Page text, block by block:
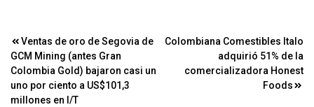
Navegación
de
entradas
Ventas de oro de Segovia de
GCM Mining (antes Gran
Colombia Gold) bajaron casi un
uno por ciento a US$101,3
millones en I/T
Colombiana Comestibles Italo
adquirió 51% de la
comercializadora Honest
Foods